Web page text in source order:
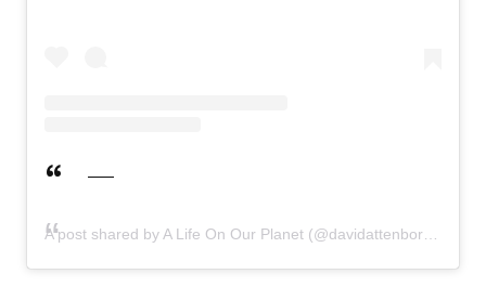
A post shared by A Life On Our Planet (@davidattenborough)